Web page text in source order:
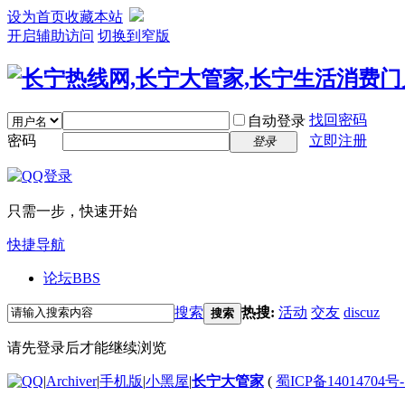
设为首页收藏本站
开启辅助访问 切换到窄版
自动登录 找回密码
密码
登录 立即注册
只需一步，快速开始
快捷导航
论坛BBS
搜索 搜索 热搜: 活动 交友 discuz
请先登录后才能继续浏览
|Archiver|手机版|小黑屋|长宁大管家 ( 蜀ICP备14014704号